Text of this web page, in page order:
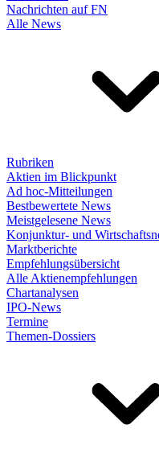
Nachrichten auf FN
Alle News
Rubriken
Aktien im Blickpunkt
Ad hoc-Mitteilungen
Bestbewertete News
Meistgelesene News
Konjunktur- und
Marktberichte
Empfehlungsübersicht
Alle Aktienempfehlungen
Chartanalysen
IPO-News
Termine
Themen-Dossiers